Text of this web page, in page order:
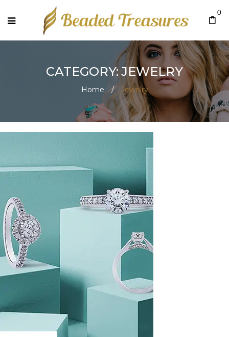
0
CATEGORY: JEWELRY
Home / Jewelry